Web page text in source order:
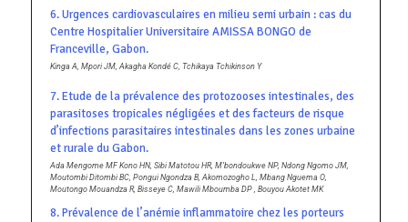
6. Urgences cardiovasculaires en milieu semi urbain : cas du
Centre Hospitalier Universitaire AMISSA BONGO de
Franceville, Gabon.
Kinga A, Mpori JM, Akagha Kondé C, Tchikaya Tchikinson Y
7. Etude de la prévalence des protozooses intestinales, des
parasitoses tropicales négligées et des facteurs de risque
d’infections parasitaires intestinales dans les zones urbaine
et rurale du Gabon.
Ada Mengome MF Kono HN, Sibi Matotou HR, M’bondoukwe NP, Ndong Ngomo JM,
Moutombi Ditombi BC, Pongui Ngondza B, Akomozogho L, Mbang Nguema O,
Moutongo Mouandza R, Bisseye C, Mawili Mboumba DP , Bouyou Akotet MK
8. Prévalence de l’anémie inflammatoire chez les porteurs